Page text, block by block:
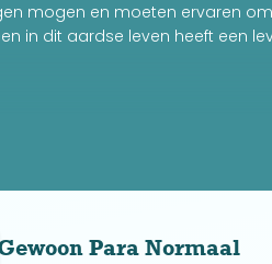
mogen en moeten ervaren
in dit aardse leven heeft een
heb ik samen met schrijfster
Normaal’. Het boek geeft een
Para Normaal